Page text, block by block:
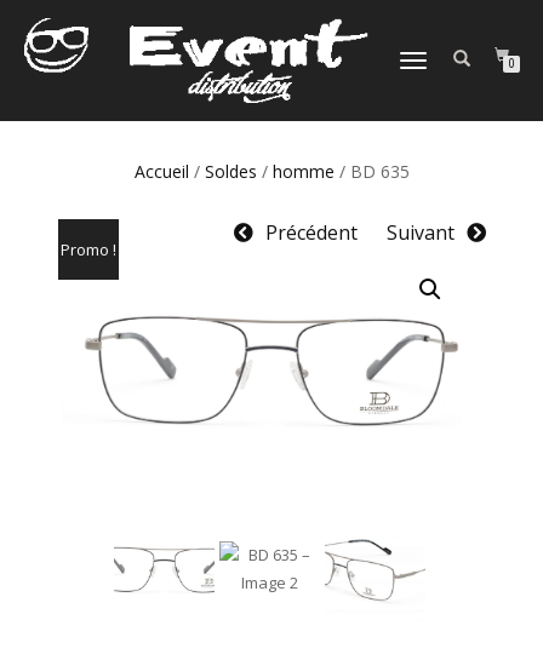
DÉPLIER
0
Accueil / Soldes / homme / BD 635
Promo !
Précédent Suivant